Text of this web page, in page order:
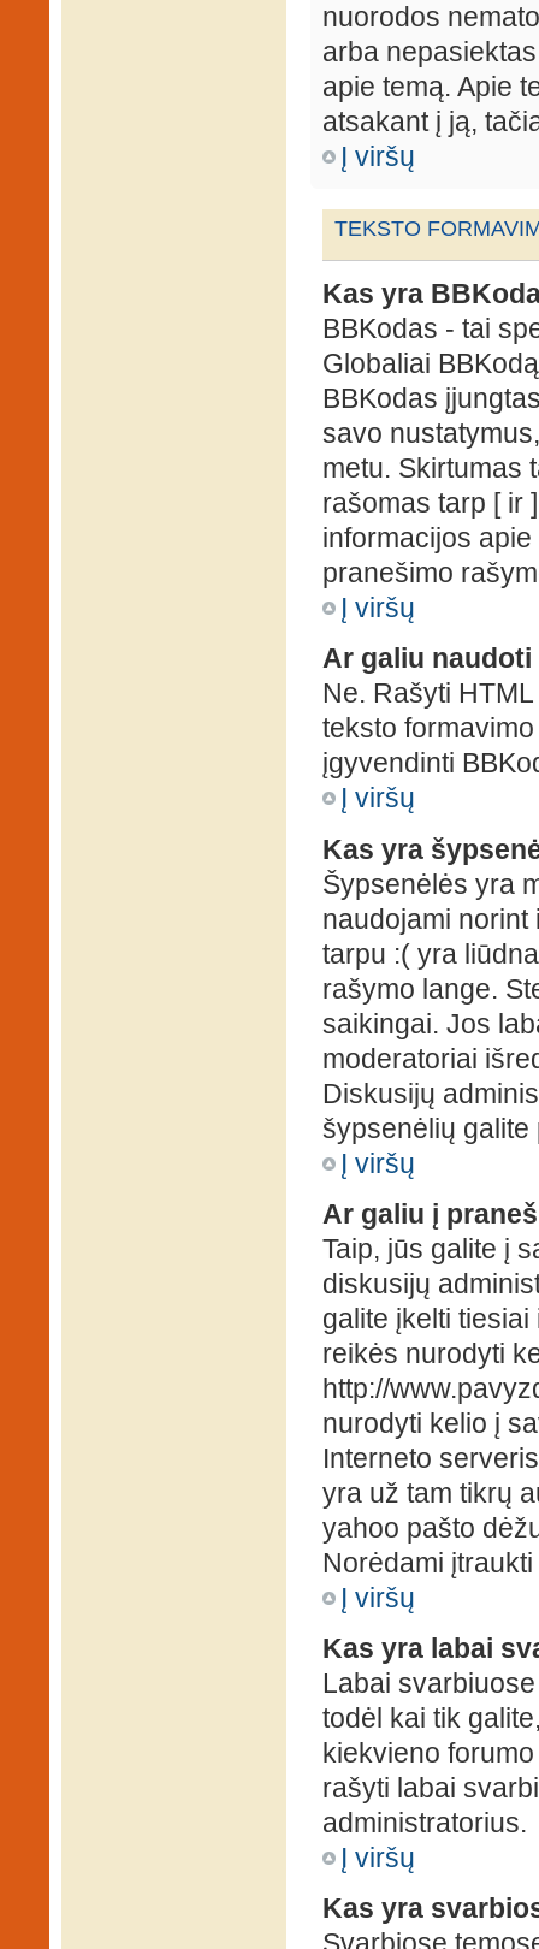
nuorodos
arba
apie temą. Apie
atsakant į ją,
Į viršų
TEKSTO
Kas yra
BBKodas - tai
Globaliai
BBKodas
savo
metu. Skirtumas
rašomas tarp [ ir
informacijos
pranešimo
Į viršų
Ar galiu naudoti
Ne. Rašyti
teksto
įgyvendinti
Į viršų
Kas yra
Šypsenėlės yra
naudojami norint
tarpu :( yra
rašymo lange.
saikingai. Jos
moderatoriai
Diskusijų
šypsenėlių galite
Į viršų
Ar galiu į
Taip, jūs galite į
diskusijų
galite įkelti
reikės nurodyti
http://
nurodyti kelio į
Interneto
yra už tam tikrų
yahoo pašto
Norėdami
Į viršų
Kas yra labai
Labai
todėl kai tik
kiekvieno
rašyti labai
administratorius.
Į viršų
Kas yra